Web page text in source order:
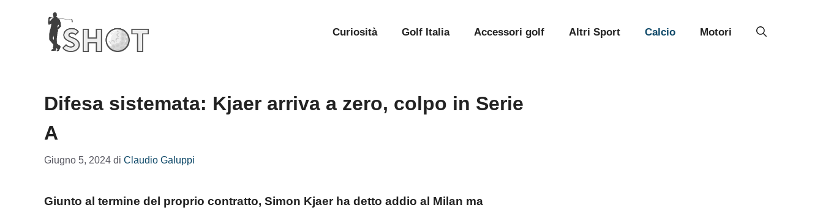
contenuto
Curiosità Golf Italia Accessori golf Altri Sport Calcio Motori
Difesa sistemata: Kjaer arriva a zero, colpo in Serie
A
Giugno 5, 2024 di Claudio Galuppi
Giunto al termine del proprio contratto, Simon Kjaer ha detto addio al Milan ma